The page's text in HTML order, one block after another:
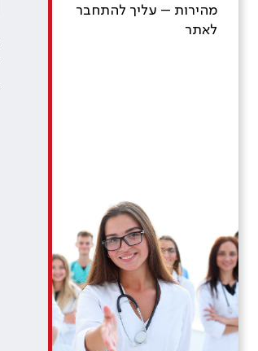
מהירות – עליך להתחבר
לאתר